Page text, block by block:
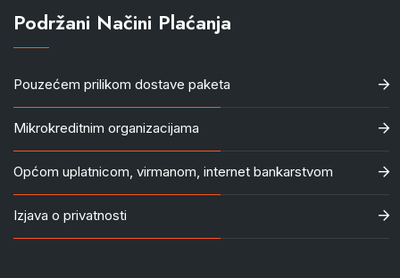
Podržani Načini Plaćanja
Pouzećem prilikom dostave paketa
Mikrokreditnim organizacijama
Općom uplatnicom, virmanom, internet bankarstvom
Izjava o privatnosti